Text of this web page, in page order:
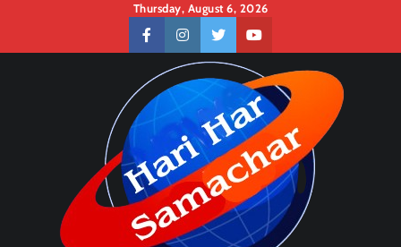
content
Thursday, August 6, 2026
facebookinstagramtwitteryoutube